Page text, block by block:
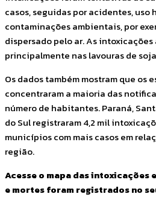
casos, seguidas por acidentes,
contaminações ambientais, por
dispersado pelo ar. As
principalmente nas lavouras de
Os dados também mostram que os
concentraram a maioria das
número de habitantes. Paraná,
do Sul registraram 4,2 mil
municípios com mais casos em
região.
Acesse o mapa das intoxicações
e mortes foram registrados no